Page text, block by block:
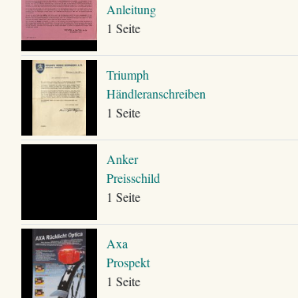
Anleitung
1 Seite
Triumph
Händleranschreiben
1 Seite
Anker
Preisschild
1 Seite
Axa
Prospekt
1 Seite